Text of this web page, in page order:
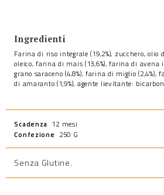
Ingredienti
Farina di riso integrale (19,2%), zucchero,
oleico, farina di mais (13,6%), farina di avena
grano saraceno (4,8%), farina di miglio (2,4%),
di amaranto (1,9%), agente lievitante:
Scadenza 12 mesi
Confezione 250 G
Senza Glutine.